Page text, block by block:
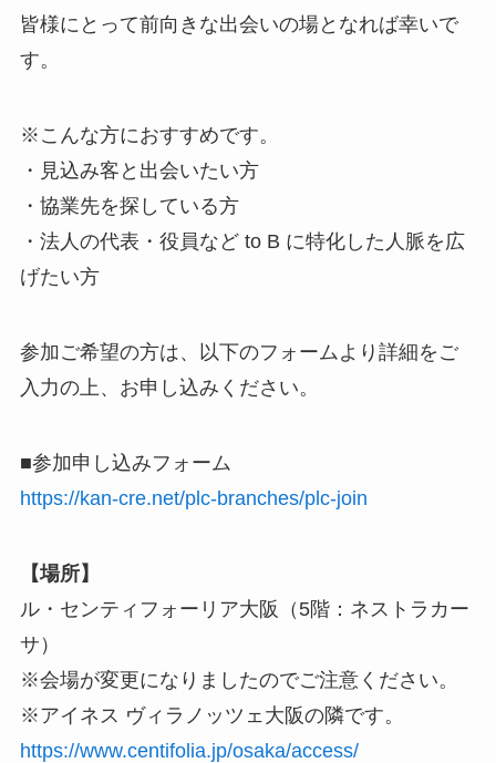
皆様にとって前向きな出会いの場となれば幸いで
す。
※こんな方におすすめです。
・見込み客と出会いたい方
・協業先を探している方
・法人の代表・役員など to B に特化した人脈を広
げたい方
参加ご希望の方は、以下のフォームより詳細をご
入力の上、お申し込みください。
■参加申し込みフォーム
https://kan-cre.net/plc-branches/plc-join
【場所】
ル・センティフォーリア大阪（5階：ネストラカー
サ）
※会場が変更になりましたのでご注意ください。
※アイネス ヴィラノッツェ大阪の隣です。
https://www.centifolia.jp/osaka/access/